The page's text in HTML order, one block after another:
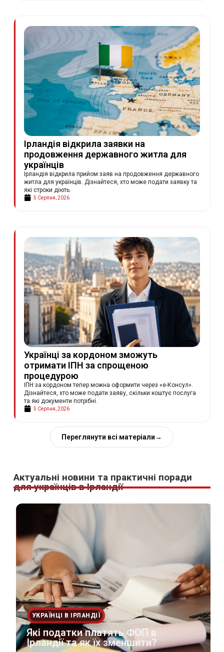
Ірландія відкрила заявки на
продовження державного житла для
українців
Ірландія відкрила прийом заяв на продовження державного
житла для українців. Дізнайтеся, хто може подати заявку та
які строки діють.
5 Серпня, 2026
Українці за кордоном зможуть
отримати ІПН за спрощеною
процедурою
ІПН за кордоном тепер можна оформити через «е-Консул».
Дізнайтеся, хто може подати заяву, скільки коштує послуга
та які документи потрібні.
5 Серпня, 2026
Переглянути всі матеріали→
Актуальні новини та практичні поради
для українців в Ірландії
УКРАЇНЦІ В ІРЛАНДІЇ
Які податки платять ФОП в
Ірландії та як їх зменшити?